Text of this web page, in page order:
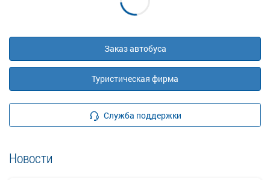
Заказ автобуса
Туристическая фирма
Служба поддержки
Новости